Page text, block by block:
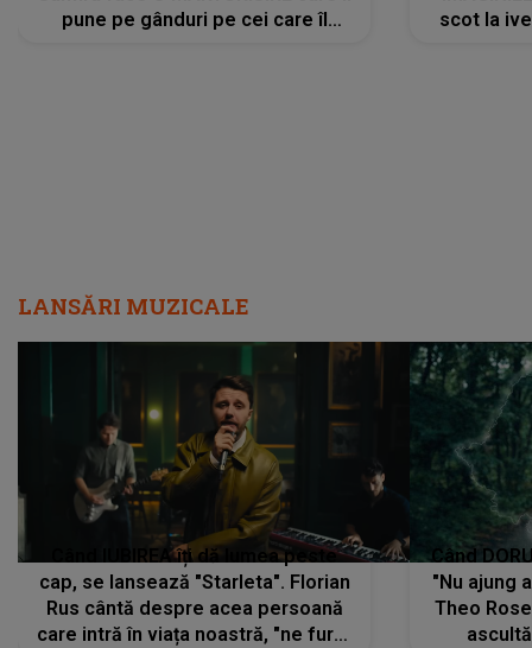
pune pe gânduri pe cei care îl
scot la
LANSĂRI MUZICALE
Când IUBIREA îți dă lumea peste
cap, se lansează "Starleta". Florian
Rus cântă despre acea persoană
care intră în viața noastră, "ne fură"
Când
"Nu ajung
Theo